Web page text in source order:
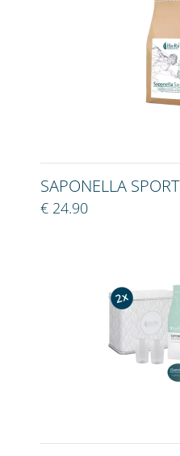
SAPONELLA SPORT
€ 24.90